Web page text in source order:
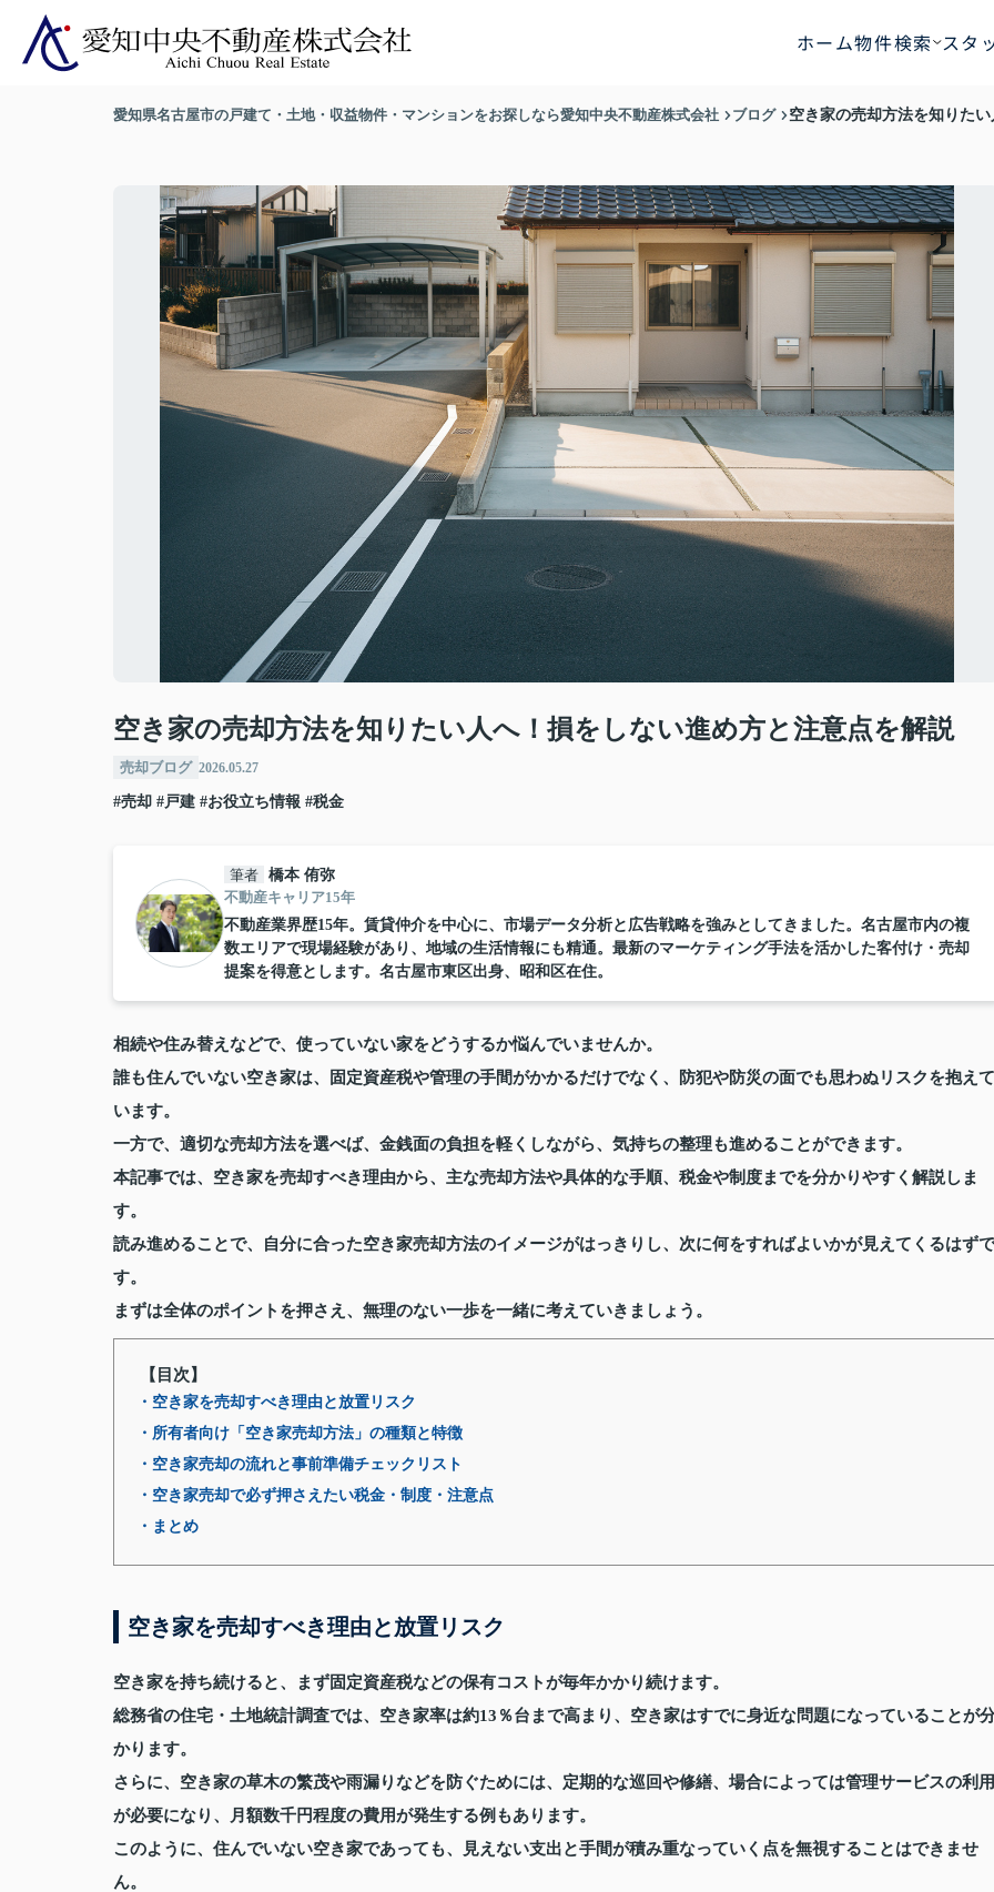
ホーム物件検索 スタ
愛知県名古屋市の戸建て・土地・収益物件・マンションをお探しなら愛知中央不動産株式会社 ブログ 空き家の売却方法を知りた
空き家の売却方法を知りたい人へ！損をしない進め方と注意点を解説
売却ブログ 2026.05.27
#売却 #戸建 #お役立ち情報 #税金
筆者 橋本 侑弥
不動産キャリア15年
不動産業界歴15年。賃貸仲介を中心に、市場データ分析と広告戦略を強みとしてきました。名古屋市内の複
数エリアで現場経験があり、地域の生活情報にも精通。最新のマーケティング手法を活かした客付け・売却
提案を得意とします。名古屋市東区出身、昭和区在住。
相続や住み替えなどで、使っていない家をどうするか悩んでいませんか。
誰も住んでいない空き家は、固定資産税や管理の手間がかかるだけでなく、防犯や防災の面でも思わぬリスクを抱えて
います。
一方で、適切な売却方法を選べば、金銭面の負担を軽くしながら、気持ちの整理も進めることができます。
本記事では、空き家を売却すべき理由から、主な売却方法や具体的な手順、税金や制度までを分かりやすく解説しま
す。
読み進めることで、自分に合った空き家売却方法のイメージがはっきりし、次に何をすればよいかが見えてくるはずで
す。
まずは全体のポイントを押さえ、無理のない一歩を一緒に考えていきましょう。
【目次】
・空き家を売却すべき理由と放置リスク
・所有者向け「空き家売却方法」の種類と特徴
・空き家売却の流れと事前準備チェックリスト
・空き家売却で必ず押さえたい税金・制度・注意点
・まとめ
空き家を売却すべき理由と放置リスク
空き家を持ち続けると、まず固定資産税などの保有コストが毎年かかり続けます。
総務省の住宅・土地統計調査では、空き家率は約13％台まで高まり、空き家はすでに身近な問題になっていることが
かります。
さらに、空き家の草木の繁茂や雨漏りなどを防ぐためには、定期的な巡回や修繕、場合によっては管理サービスの利用
が必要になり、月額数千円程度の費用が発生する例もあります。
このように、住んでいない空き家であっても、見えない支出と手間が積み重なっていく点を無視することはできませ
ん。